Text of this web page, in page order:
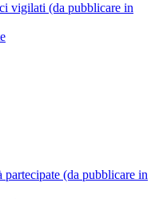
vigilati (da pubblicare in
partecipate (da pubblicare in